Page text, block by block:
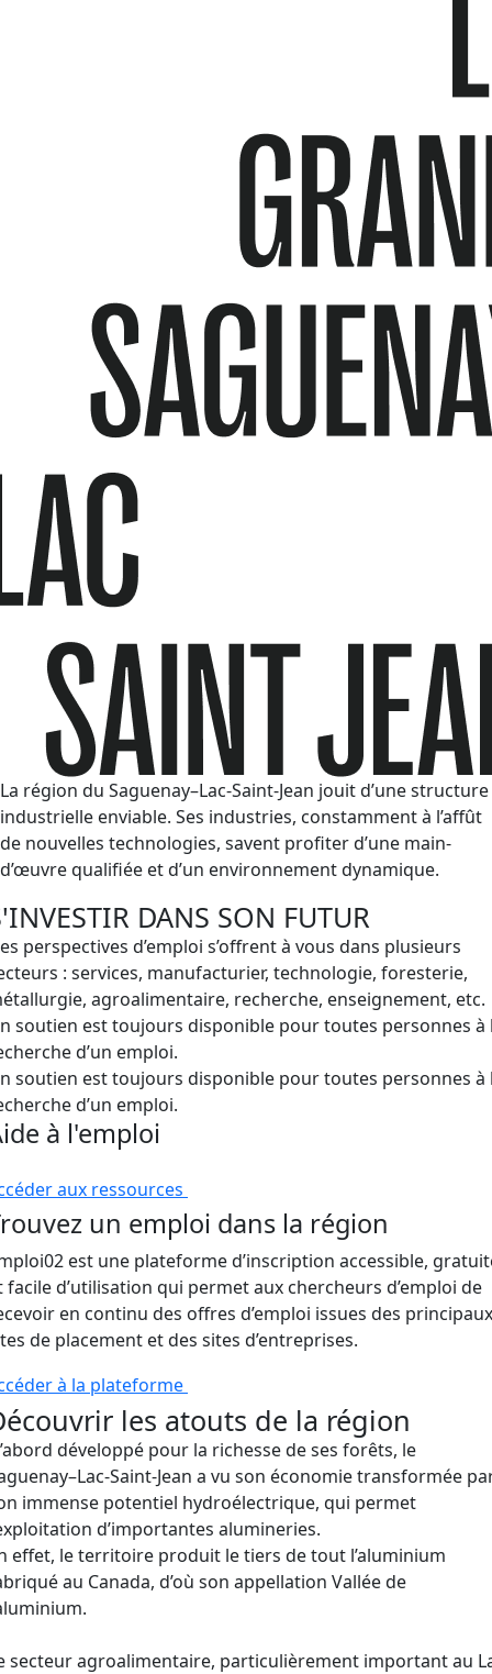
La région du Saguenay–Lac-Saint-Jean jouit d’une structure
industrielle enviable. Ses industries, constamment à l’affût
de nouvelles technologies, savent profiter d’une main-
d’œuvre qualifiée et d’un environnement dynamique.
DANS SON FUTUR
perspectives d’emploi s’offrent à vous dans plusieurs
: services, manufacturier, technologie, foresterie,
agroalimentaire, recherche, enseignement, etc.
soutien est toujours disponible pour toutes personnes à
d’un emploi.
soutien est toujours disponible pour toutes personnes à
d’un emploi.
à l'emploi
aux ressources
un emploi dans la région
est une plateforme d’inscription accessible,
facile d’utilisation qui permet aux chercheurs d’emploi de
en continu des offres d’emploi issues des principaux
de placement et des sites d’entreprises.
à la plateforme
les atouts de la région
développé pour la richesse de ses forêts, le
Saint-Jean a vu son économie transformée
immense potentiel hydroélectrique, qui permet
d’importantes alumineries.
effet, le territoire produit le tiers de tout l’aluminium
au Canada, d’où son appellation Vallée de
secteur agroalimentaire, particulièrement important au